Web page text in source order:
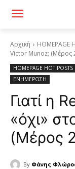
Αρχική HOMEPAGE
Victor Munoz; (Μέρος
HOMEPAGE HOT POSTS
ΕΝΗΜΕΡΩΣΗ
Γιατί η
«όχι»
(Μέρος
By Φάνης